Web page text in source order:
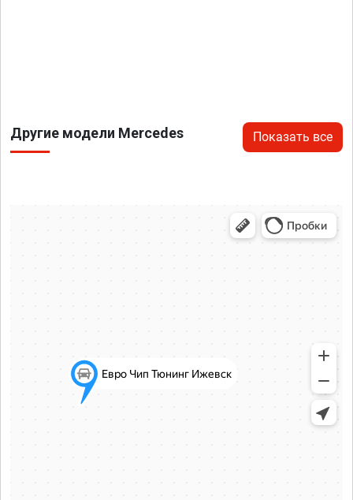
Другие модели Mercedes Показать все